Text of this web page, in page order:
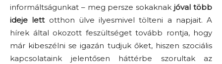
informáltságunkat – meg persze sokaknakjóval több
ideje lettotthon ülve ilyesmivel tölteni a napjait. A
hírek által okozott feszültséget tovább rontja, hogy
már kibeszélni se igazán tudjuk őket, hiszen szociális
kapcsolataink jelentősen háttérbe szorultak az